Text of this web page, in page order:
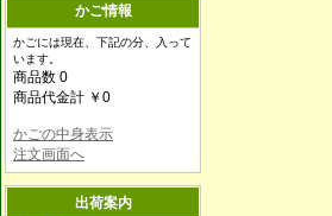
かご情報
かごには現在、下記の分、入って
います。
商品数 0
商品代金計 ￥0
かごの中身表示
注文画面へ
出荷案内